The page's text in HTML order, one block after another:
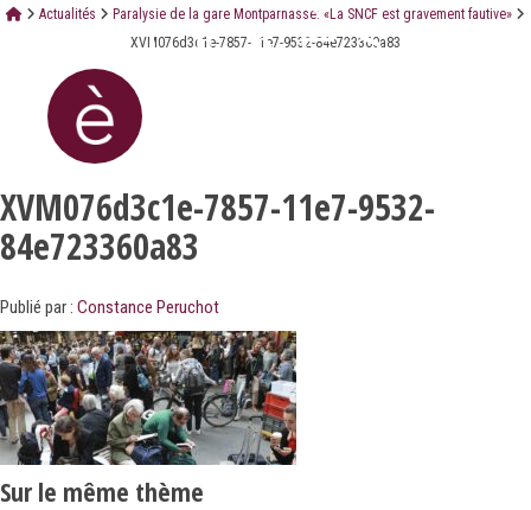
Actualités
Paralysie de la gare Montparnasse: «La SNCF est gravement fautive»
XVM076d3c1e-7857-11e7-9532-84e723360a83
XVM076d3c1e-7857-11e7-9532-
84e723360a83
Publié par : Constance Peruchot
Sur le même thème